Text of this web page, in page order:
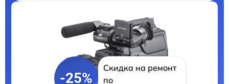
-25%
Скидка на ремонт
по